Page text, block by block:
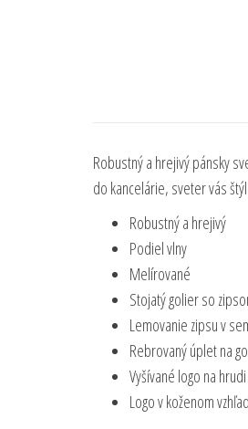
Robustný a hrejivý pánsky
do kancelárie, sveter vás
Robustný a hrejivý
Podiel vlny
Melírované
Stojatý golier so
Lemovanie zipsu v
Rebrovaný úplet na
Vyšívané logo na hrudi
Logo v koženom